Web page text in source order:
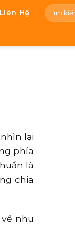
Liên Hệ
Tìm
kiếm:
lại
phía
là
chia
nhu